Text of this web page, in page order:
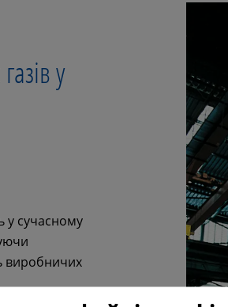
у
у сучасному
виробничих